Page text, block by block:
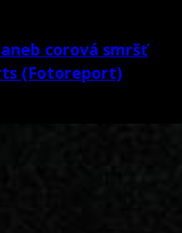
corová smršť
(Fotoreport)